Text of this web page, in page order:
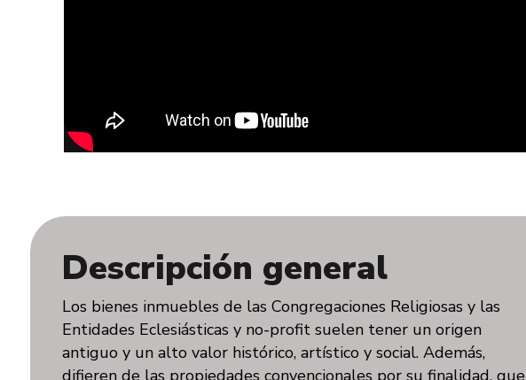
Descripción general
Los bienes inmuebles de las Congregaciones Religiosas y las
Entidades Eclesiásticas y no-profit suelen tener un origen
antiguo y un alto valor histórico, artístico y social. Además,
difieren de las propiedades convencionales por su finalidad, que